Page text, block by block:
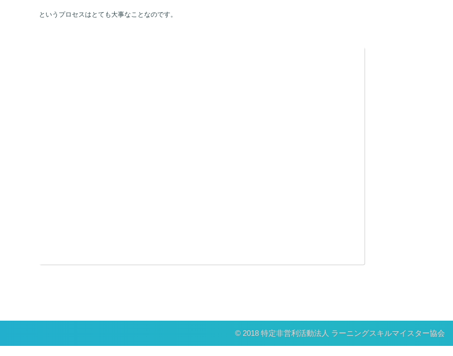
というプロセスはとても大事なことなのです。
© 2018 特定非営利活動法人 ラーニングスキルマイスター協会